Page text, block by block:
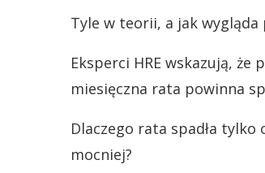
Tyle w teorii, a jak wygląda
Eksperci HRE wskazują,
miesięczna rata powinna
Dlaczego rata spadła
mocniej?